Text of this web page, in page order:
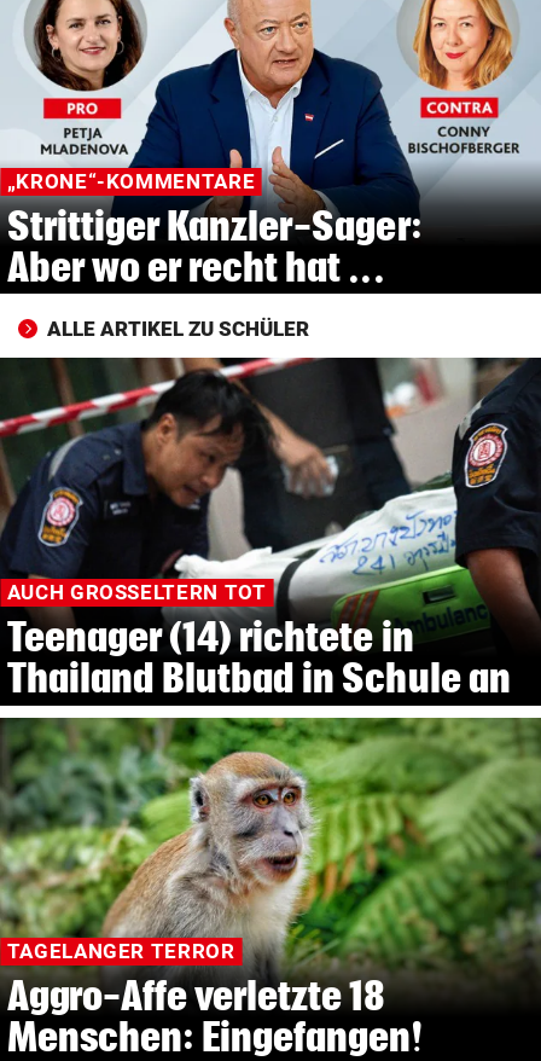
© Krone Multimedia GmbH & Co KG 2026
Muthgasse 2, 1190 Wien
„KRONE“-KOMMENTARE
Strittiger Kanzler-Sager:
Aber wo er recht hat ...
ALLE ARTIKEL ZU SCHÜLER
AUCH GROSSELTERN TOT
Teenager (14) richtete in
Thailand Blutbad in Schule an
TAGELANGER TERROR
Aggro-Affe verletzte 18
Menschen: Eingefangen!